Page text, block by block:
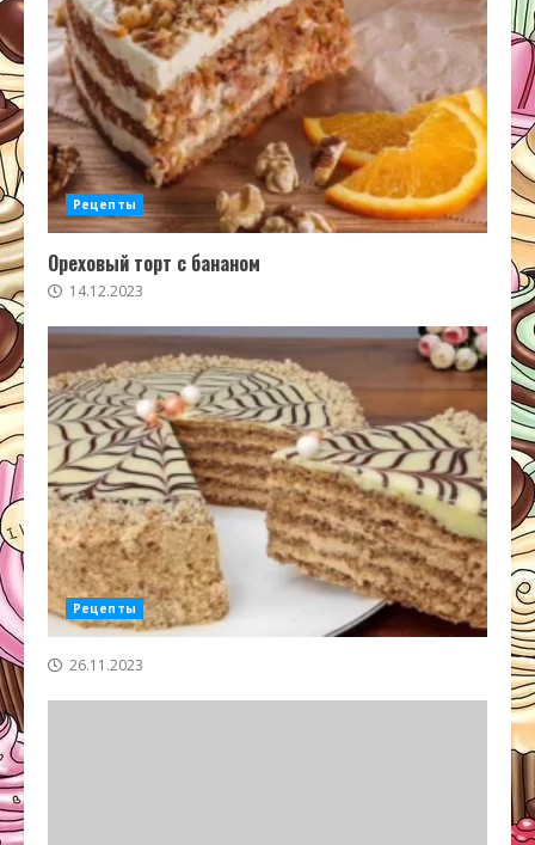
Рецепты
Ореховый торт с бананом
14.12.2023
Рецепты
26.11.2023